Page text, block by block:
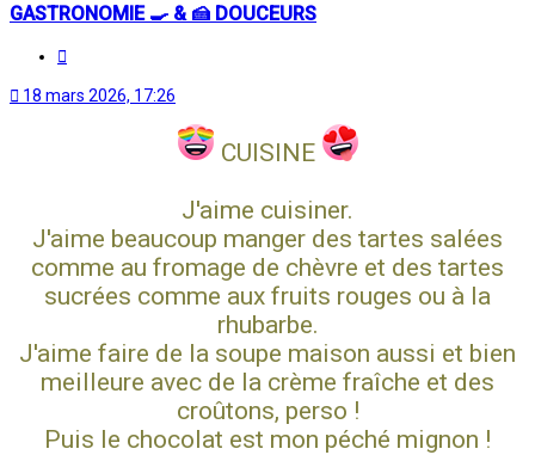
GASTRONOMIE 🍳 & 🍰 DOUCEURS
18 mars 2026, 17:26
CUISINE
J'aime cuisiner.
J'aime beaucoup manger des tartes salées
comme au fromage de chèvre et des tartes
sucrées comme aux fruits rouges ou à la
rhubarbe.
J'aime faire de la soupe maison aussi et bien
meilleure avec de la crème fraîche et des
croûtons, perso !
Puis le chocolat est mon péché mignon !